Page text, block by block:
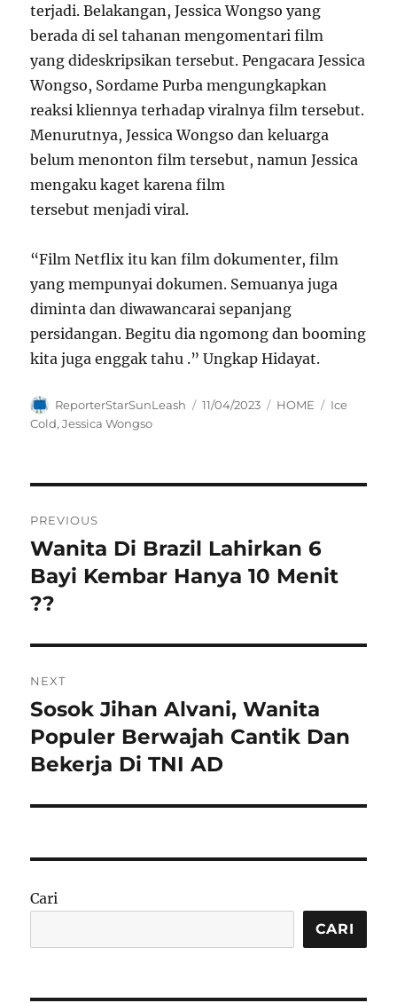
terjadi. Belakangan, Jessica Wongso yang
berada di sel tahanan mengomentari film
yang dideskripsikan tersebut. Pengacara Jessica
Wongso, Sordame Purba mengungkapkan
reaksi kliennya terhadap viralnya film tersebut.
Menurutnya, Jessica Wongso dan keluarga
belum menonton film tersebut, namun Jessica
mengaku kaget karena film
tersebut menjadi viral.
“Film Netflix itu kan film dokumenter, film
yang mempunyai dokumen. Semuanya juga
diminta dan diwawancarai sepanjang
persidangan. Begitu dia ngomong dan booming
kita juga enggak tahu .” Ungkap Hidayat.
Author
ReporterStarSunLeash
Posted
11/04/2023 Categories
HOME Tags
Ice
Cold,Jessica Wongso
pos
PREVIOUS
Previous
post:
Wanita Di Brazil Lahirkan 6
Bayi Kembar Hanya 10 Menit
??
NEXT
Next
post:
Sosok Jihan Alvani, Wanita
Populer Berwajah Cantik Dan
Bekerja Di TNI AD
Cari
CARI